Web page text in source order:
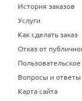
История заказов
Услуги
Как сделать заказ
Отказ от
Вопросы и ответы
Карта сайта